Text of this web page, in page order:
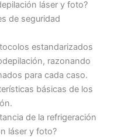
láser y foto?
de seguridad
estandarizados
razonando
para cada caso.
básicas de los
de la refrigeración
láser y foto?